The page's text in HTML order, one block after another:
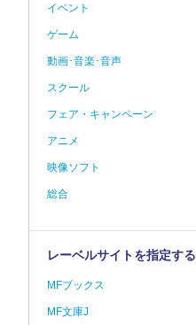
イベント
ゲーム
動画･音楽･音声
スクール
フェア・キャンペーン
アニメ
映像ソフト
総合
レーベルサイトを指定する
MFブックス
MF文庫J